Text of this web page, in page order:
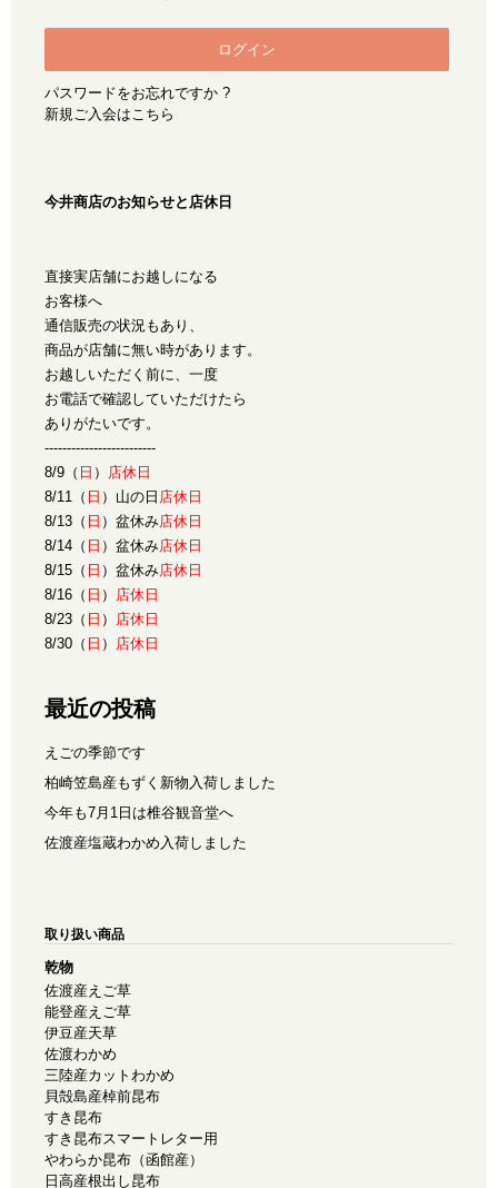
パスワードをお忘れですか ?
新規ご入会はこちら
今井商店のお知らせと店休日
直接実店舗にお越しになる
お客様へ
通信販売の状況もあり、
商品が店舗に無い時があります。
お越しいただく前に、一度
お電話で確認していただけたら
ありがたいです。
-------------------------
8/9（ 日 ）
店休日
8/11（ 日 ）山の日 店休日
8/13（ 日 ）盆休み店休日
8/14（ 日 ）盆休み店休日
8/15（ 日 ）盆休み店休日
8/16（ 日 ）
店休日
8/23（ 日 ）
店休日
8/30（ 日 ） 店休日
最近の投稿
えごの季節です
柏崎笠島産もずく新物入荷しました
今年も7月1日は椎谷観音堂へ
佐渡産塩蔵わかめ入荷しました
取り扱い商品
乾物
佐渡産えご草
能登産えご草
伊豆産天草
佐渡わかめ
三陸産カットわかめ
貝殻島産棹前昆布
すき昆布
すき昆布スマートレター用
やわらか昆布（函館産）
日高産根出し昆布